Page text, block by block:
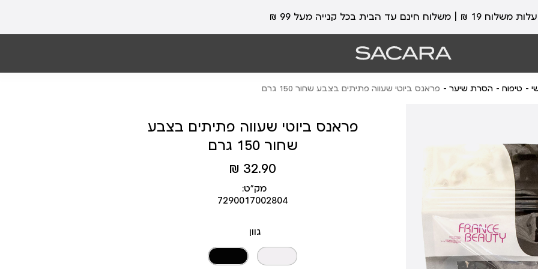
עלות משלוח 19 ₪ | משלוח חינם עד הבית בכל קנייה מעל 99 ₪
טיפוח הסרת שיער פראנס ביוטי שעווה פתיתים בצבע שחור 150 גרם
פראנס ביוטי שעווה פתיתים בצבע
שחור 150 גרם
מחיר
מוצר
32.90 ₪
מק״ט:
7290017002804
גוון